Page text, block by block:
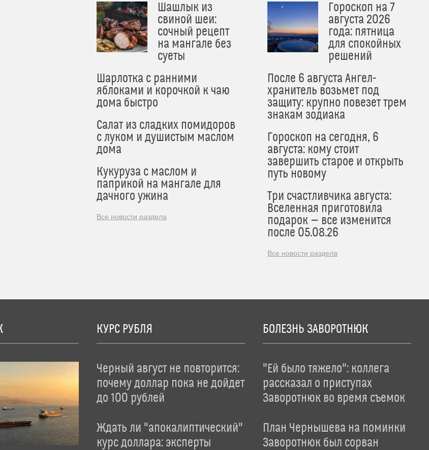
Шашлык из
свиной шеи:
сочный рецепт
на мангале без
суеты
Шарлотка с ранними
яблоками и корочкой к чаю
дома быстро
Салат из сладких помидоров
с луком и душистым маслом
дома
Кукуруза с маслом и
паприкой на мангале для
дачного ужина
Все новости раздела
Гороскоп на 7
августа 2026
года: пятница
для спокойных
решений
После 6 августа Ангел-
хранитель возьмет под
защиту: крупно повезет трем
знакам зодиака
Гороскоп на сегодня, 6
августа: кому стоит
завершить старое и открыть
путь новому
Три счастливчика августа:
Вселенная приготовила
подарок — все изменится
после 05.08.26
Все новости раздела
КУРС РУБЛЯ
Черный август не повторится:
почему доллар пока не дойдет
до 100 рублей
Ждать ли "апокалиптический"
курс доллара: эксперты
БОЛЕЗНЬ ЗАВОРОТНЮК
"Ей было тяжело": коллега
рассказал о приступах
Заворотнюк во время съемок
План Чернышева на поминки
Заворотнюк был сорван